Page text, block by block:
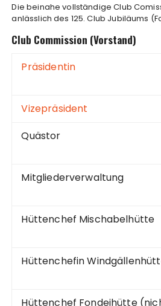
Die beinahe vollständige Club
anlässlich des 125. Club Jubiläums
Club Commission (Vorstand)
Präsidentin
Vizepräsident
Quästor
Mitgliederverwaltung
Hüttenchef Mischabelhütte
Hüttenchefin
Hüttenchef Fondeihütte